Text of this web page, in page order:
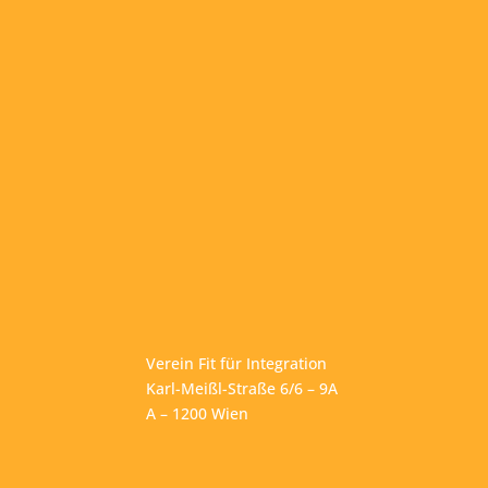
Verein Fit für Integration
Karl-Meißl-Straße 6/6 – 9A
A – 1200 Wien